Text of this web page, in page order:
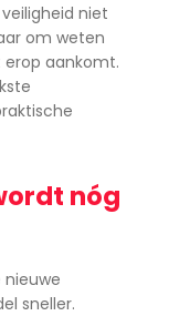
niet
om weten
aankomt.
nóg
sneller.